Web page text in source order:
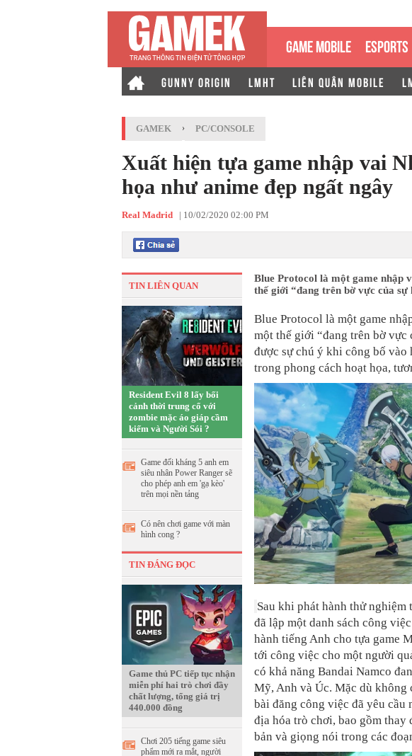
GAME MOBILE ESPORTS
GUNNY ORIGIN LMHT LIÊN QUÂN MOBILE
GAMEK › PC/CONSOLE
Xuất hiện tựa game nhập vai
họa như anime đẹp ngất ngây
Real Madrid | 10/02/2020 02:00 PM
TIN LIÊN QUAN
Resident Evil 8 lấy bối
cảnh thời trung cổ với
zombie mặc áo giáp cầm
kiếm và Người Sói ?
Game đối kháng 5 anh em
siêu nhân Power Ranger sẽ
cho phép anh em 'gạ kèo'
trên mọi nền tảng
Có nên chơi game với màn
hình cong ?
TIN ĐÁNG ĐỌC
Game thủ PC tiếp tục nhận
miễn phí hai trò chơi đầy
chất lượng, tổng giá trị
440.000 đồng
Chơi 205 tiếng game siêu
phẩm mới ra mắt, người
Blue Protocol là một game nhập
thế giới “đang trên bờ vực của sự
Blue Protocol là một game
một thế giới “đang trên bờ vực
được sự chú ý khi công bố vào
trong phong cách hoạt họa,
Sau khi phát hành thử nghiệm
đã lập một danh sách công
hành tiếng Anh cho tựa game
tới công việc cho một người
có khả năng Bandai Namco
Mỹ, Anh và Úc. Mặc dù không
bài đăng công việc đã yêu cầu
địa hóa trò chơi, bao gồm
bản và giọng nói trong các